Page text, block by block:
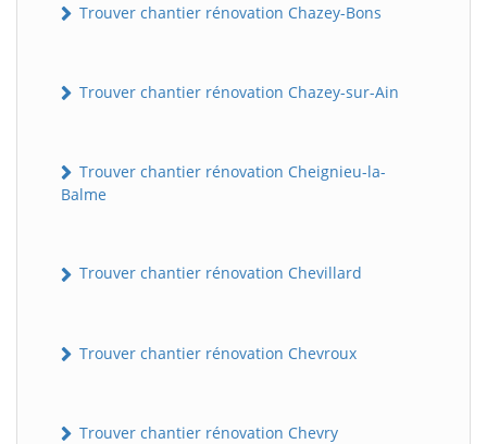
Trouver chantier rénovation Chazey-Bons
Trouver chantier rénovation Chazey-sur-Ain
Trouver chantier rénovation Cheignieu-la-
Balme
Trouver chantier rénovation Chevillard
Trouver chantier rénovation Chevroux
Trouver chantier rénovation Chevry